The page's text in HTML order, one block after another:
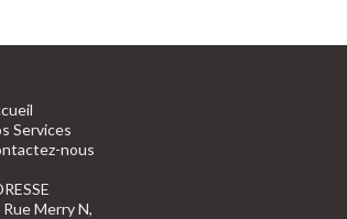
Services
nous
Rue Merry N,